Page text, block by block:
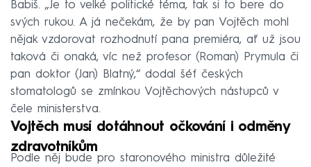
Babiš. „Je to velké politické téma, tak si to bere do
svých rukou. A já nečekám, že by pan Vojtěch mohl
nějak vzdorovat rozhodnutí pana premiéra, ať už jsou
taková či onaká, víc než profesor (Roman) Prymula či
pan doktor (Jan) Blatný,“ dodal šéf českých
stomatologů se zmínkou Vojtěchových nástupců v
čele ministerstva.
Vojtěch musí dotáhnout očkování i odměny
zdravotníkům
Podle něj bude pro staronového ministra důležité